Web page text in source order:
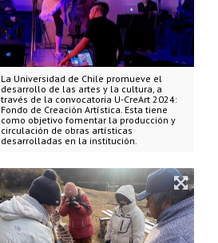
La Universidad de Chile promueve el
desarrollo de las artes y la cultura, a
través de la convocatoria U-CreArt 2024:
Fondo de Creación Artística. Esta tiene
como objetivo fomentar la producción y
circulación de obras artísticas
desarrolladas en la institución.